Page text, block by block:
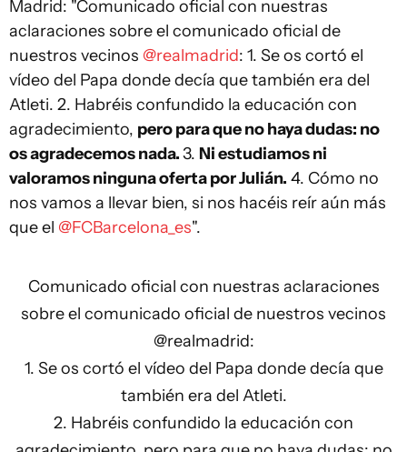
Madrid: "Comunicado oficial con nuestras
aclaraciones sobre el comunicado oficial de
nuestros vecinos @realmadrid: 1. Se os cortó el
vídeo del Papa donde decía que también era del
Atleti. 2. Habréis confundido la educación con
agradecimiento, pero para que no haya dudas: no
os agradecemos nada.3. Ni estudiamos ni
valoramos ninguna oferta por Julián. 4. Cómo no
nos vamos a llevar bien, si nos hacéis reír aún más
que el @FCBarcelona_es".
Comunicado oficial con nuestras aclaraciones
sobre el comunicado oficial de nuestros vecinos
@realmadrid:
1. Se os cortó el vídeo del Papa donde decía que
también era del Atleti.
2. Habréis confundido la educación con